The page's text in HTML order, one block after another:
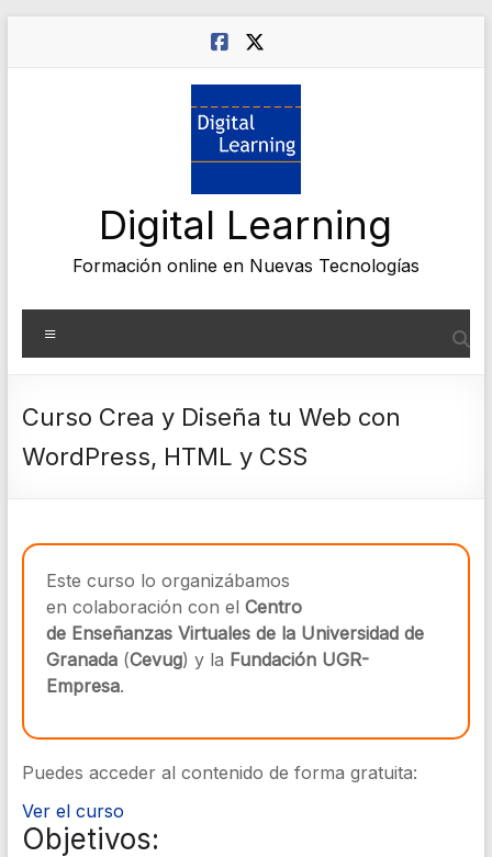
Digital Learning
Formación online en Nuevas Tecnologías
Curso Crea y Diseña tu Web con
WordPress, HTML y CSS
Este curso lo organizábamos
en colaboración con el Centro
de Enseñanzas Virtuales de la Universidad de
Granada(Cevug) y la Fundación UGR-
Empresa.
Puedes acceder al contenido de forma gratuita:
Ver el curso
Objetivos: